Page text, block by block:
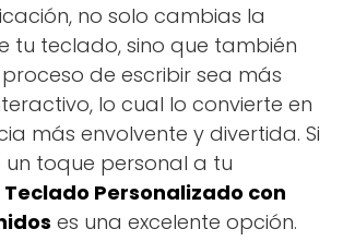
no solo cambias la
tu teclado, sino que también
de escribir sea más
lo cual lo convierte en
más envolvente y divertida. Si
toque personal a tu
Teclado Personalizado con
es una excelente opción.